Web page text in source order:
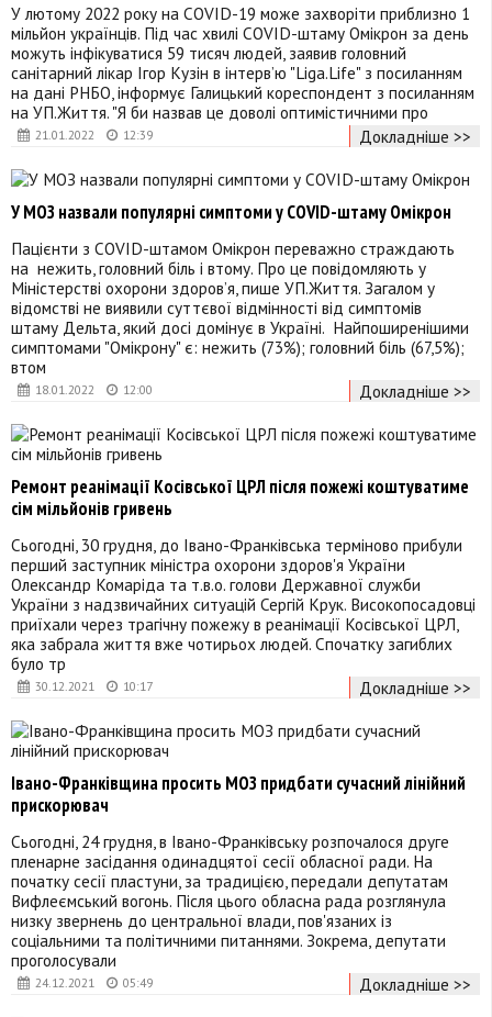
21.01.2022 12:39
У лютому 2022 року на COVID-19 може захворіти приблизно 1
мільйон українців. Під час хвилі COVID-штаму Омікрон за день
можуть інфікуватися 59 тисяч людей, заявив головний
санітарний лікар Ігор Кузін в інтерв’ю "Liga.Life" з посиланням
на дані РНБО, інформує Галицький кореспондент з посиланням
на УП.Життя. "Я би назвав це доволі оптимістичними про
Докладніше >>
18.01.2022 12:00
У МОЗ назвали популярні симптоми у COVID-штаму Омікрон
Пацієнти з COVID-штамом Омікрон переважно страждають
на нежить, головний біль і втому. Про це повідомляють у
Міністерстві охорони здоров’я, пише УП.Життя. Загалом у
відомстві не виявили суттєвої відмінності від симптомів
штаму Дельта, який досі домінує в Україні. Найпоширенішими
симптомами "Омікрону" є: нежить (73%); головний біль (67,5%);
втом
Докладніше >>
30.12.2021 10:17
Ремонт реанімації Косівської ЦРЛ після пожежі коштуватиме
сім мільйонів гривень
Сьогодні, 30 грудня, до Івано-Франківська терміново прибули
перший заступник міністра охорони здоров'я України
‎Олександр Комаріда та т.в.о. голови Державної служби
України з надзвичайних ситуацій Сергій Крук. Високопосадовці
приїхали через трагічну пожежу в реанімації Косівської ЦРЛ,
яка забрала життя вже чотирьох людей. Спочатку загиблих
було тр
Докладніше >>
24.12.2021 05:49
Івано-Франківщина просить МОЗ придбати сучасний лінійний
прискорювач
Сьогодні, 24 грудня, в Івано-Франківську розпочалося друге
пленарне засідання одинадцятої сесії обласної ради. На
початку сесії пластуни, за традицією, передали депутатам
Вифлеємський вогонь. Після цього обласна рада розглянула
низку звернень до центральної влади, пов'язаних із
соціальними та політичними питаннями. Зокрема, депутати
проголосували
Докладніше >>